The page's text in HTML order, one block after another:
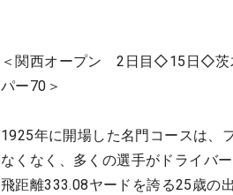
＜関西オープン 2日目◇15日◇茨
パー70＞
1925年に開場した名門コースは、
なくなく、多くの選手がドライバ
飛距離333.08ヤードを誇る25歳の